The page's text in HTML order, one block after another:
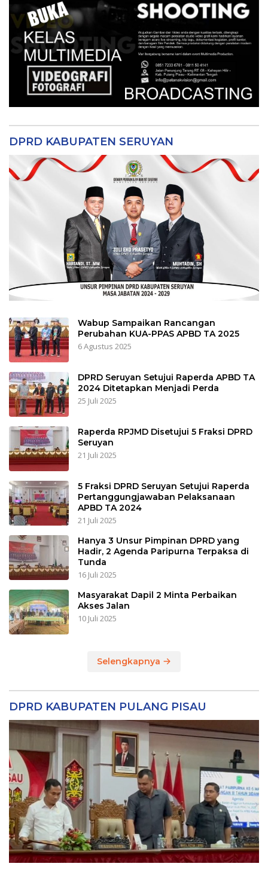
DPRD KABUPATEN SERUYAN
Wabup Sampaikan Rancangan
Perubahan KUA-PPAS APBD TA 2025
6 Agustus 2025
DPRD Seruyan Setujui Raperda APBD TA
2024 Ditetapkan Menjadi Perda
25 Juli 2025
Raperda RPJMD Disetujui 5 Fraksi DPRD
Seruyan
21 Juli 2025
5 Fraksi DPRD Seruyan Setujui Raperda
Pertanggungjawaban Pelaksanaan
APBD TA 2024
21 Juli 2025
Hanya 3 Unsur Pimpinan DPRD yang
Hadir, 2 Agenda Paripurna Terpaksa di
Tunda
16 Juli 2025
Masyarakat Dapil 2 Minta Perbaikan
Akses Jalan
10 Juli 2025
Selengkapnya
DPRD KABUPATEN PULANG PISAU